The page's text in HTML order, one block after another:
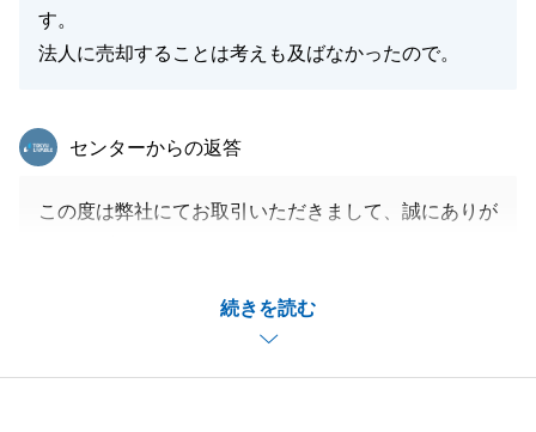
す。
法人に売却することは考えも及ばなかったので。
続きを読む
東急リバブル
センターからの返答
この度は弊社にてお取引いただきまして、誠にありが
でしたが、ご協力誠にありがとうございました。
今後もなにかございましたら何でもお気軽にご連絡下
さいませ。